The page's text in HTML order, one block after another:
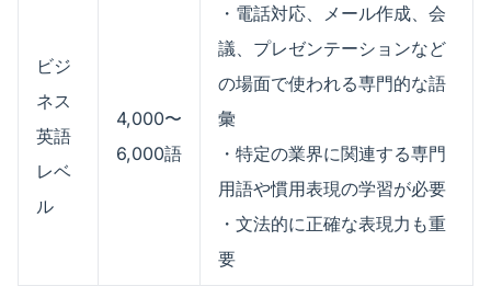
ビジ
ネス
英語
レベ
ル
4,000〜
6,000語
・電話対応、メール作成、会
議、プレゼンテーションなど
の場面で使われる専門的な語
彙
・特定の業界に関連する専門
用語や慣用表現の学習が必要
・文法的に正確な表現力も重
要